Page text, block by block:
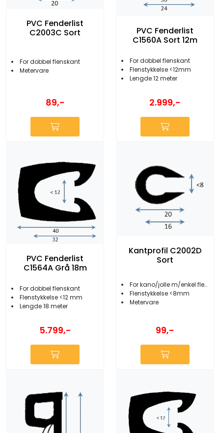
PVC Fenderlist
C2003C Sort
For dobbel flenskant
Metervare
89,-
PVC Fenderlist
C1560A Sort 12m
For dobbel flenskant
Flenstykkelse <12mm
Lengde 12 meter
2.999,-
PVC Fenderlist
C1564A Grå 18m
For dobbel flenskant
Flenstykkelse <12 mm
Lengde 18 meter
5.799,-
Kantprofil C2002D
Sort
For kano/jolle m/enkel flenskant
Flenstykkelse <8mm
Metervare
99,-